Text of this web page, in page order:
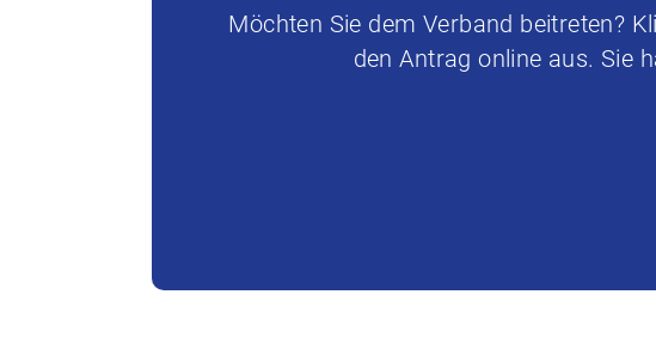
Möchten Sie dem Verband beitreten?
den Antrag online aus. Sie